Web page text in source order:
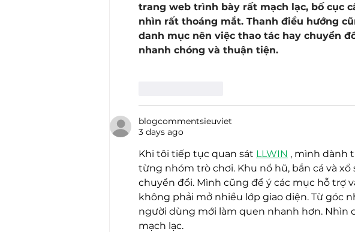
trang web trình bày rất mạch lạc, bố cục
nhìn rất thoáng mắt. Thanh điều hướng
danh mục nên việc thao tác hay chuyển
nhanh chóng và thuận tiện.
blogcommentsieuviet
3 days ago
Khi tôi tiếp tục quan sát LLWIN , mình dành
từng nhóm trò chơi. Khu nổ hũ, bắn cá và
chuyển đổi. Mình cũng để ý các mục hỗ trợ
không phải mở nhiều lớp giao diện. Từ góc
người dùng mới làm quen nhanh hơn. Nhìn
mạch lạc.